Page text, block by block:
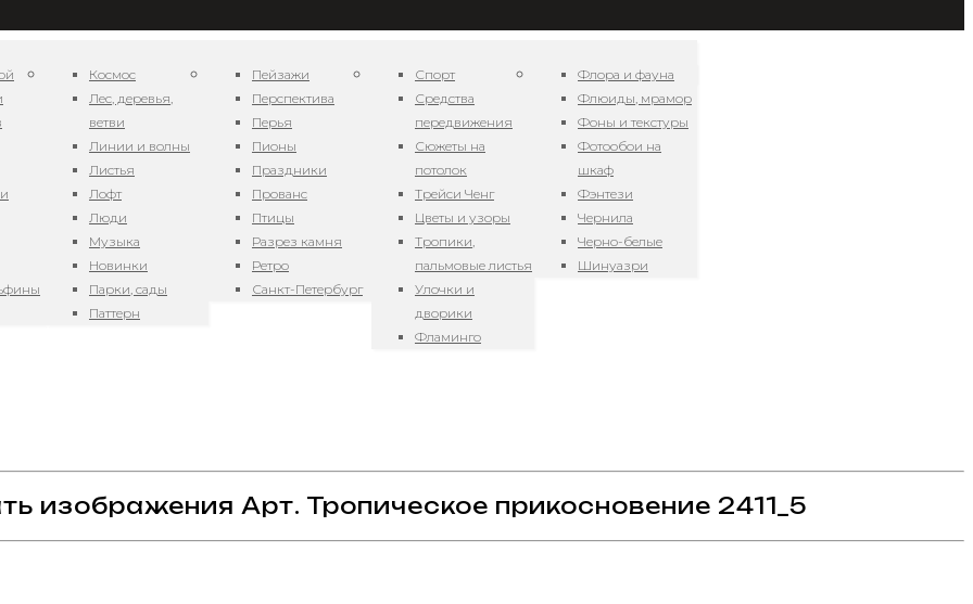
Космос
Лес, деревья,
ветви
Линии и волны
Листья
Лофт
Люди
Музыка
Новинки
Парки, сады
Паттерн
Пейзажи
Перспектива
Перья
Пионы
Праздники
Прованс
Птицы
Разрез камня
Ретро
Санкт-Петербург
Спорт
Средства
передвижения
Сюжеты на
потолок
Трейси Ченг
Цветы и узоры
Тропики,
пальмовые листья
Улочки и
дворики
Фламинго
Флора и фауна
Флюиды, мрамор
Фоны и текстуры
Фотообои на
шкаф
Фэнтези
Чернила
Черно-белые
Шинуазри
0812_4
2811_1
изображения Арт. Тропическое прикосновение 2411_5